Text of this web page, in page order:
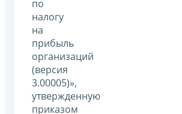
по
налогу
на
прибыль
организаций
(версия
3.00005)»,
утвержденную
приказом